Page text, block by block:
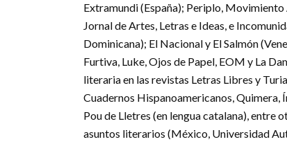
Extramundi (España); Periplo,
Jornal de Artes, Letras e Ideas, e
Dominicana); El Nacional y El Salmón
Furtiva, Luke, Ojos de Papel, EOM y La
literaria en las revistas Letras Libres y
Cuadernos Hispanoamericanos, Quimera,
Pou de Lletres (en lengua catalana),
asuntos literarios (México, Universidad